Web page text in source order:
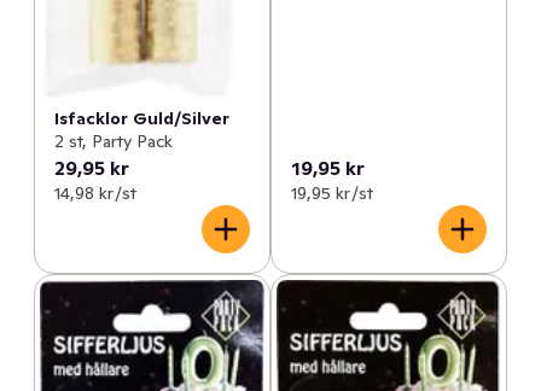
Isfacklor Guld/Silver
2 st, Party Pack
29,95 kr
14,98 kr /st
19,95 kr
19,95 kr /st